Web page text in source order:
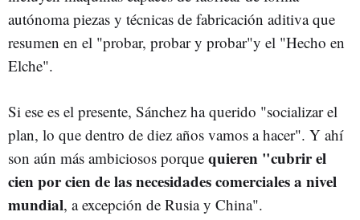
autónoma piezas y técnicas de fabricación aditiva que
resumen en el "probar, probar y probar"y el "Hecho en
Elche".
Si ese es el presente, Sánchez ha querido "socializar el
plan, lo que dentro de diez años vamos a hacer". Y ahí
son aún más ambiciosos porque quieren "cubrir el
cien por cien de las necesidades comerciales a nivel
mundial, a excepción de Rusia y China".